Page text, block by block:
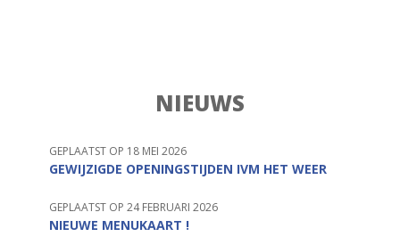
NIEUWS
GEPLAATST OP 18 MEI 2026
GEWIJZIGDE OPENINGSTIJDEN IVM HET WEER
GEPLAATST OP 24 FEBRUARI 2026
NIEUWE MENUKAART !